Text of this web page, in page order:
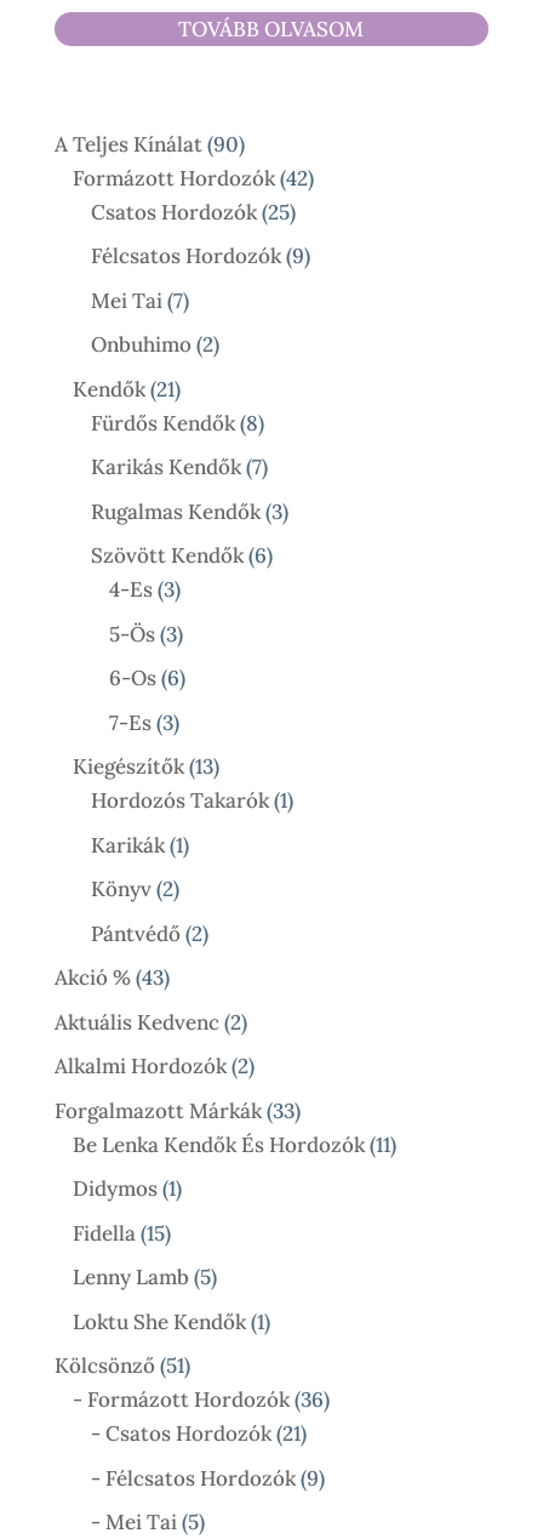
4
590 Ft
TOVÁBB OLVASOM
A Teljes Kínálat 9090
Termék
Formázott Hordozók 4242
Csatos Hordozók 2525
Termék
Félcsatos Hordozók 99
Mei Tai 77
Termék
Onbuhimo 22
Kendők 2121
Termék
Fürdős Kendők 88
Termék
Karikás Kendők 77
Termék
Rugalmas Kendők 33
Szövött Kendők 66
4-Es 33
Termék
5-Ös 33
Termék
6-Os 66
7-Es 33
Termék
Kiegészítők 1313
Termék
Hordozós Takarók 11
Karikák 11
Könyv 22
Termék
Pántvédő 22
Akció % 4343
Termék
Aktuális Kedvenc 22
Termék
Alkalmi Hordozók 22
Termék
Forgalmazott Márkák 3333
Termék
Be Lenka Kendők És Hordozók 1111
Didymos 11
Fidella 1515
Termék
Lenny Lamb 55
Termék
Loktu She Kendők 11
Kölcsönző 5151
Termék
- Formázott Hordozók 3636
- Csatos Hordozók 2121
Termék
- Félcsatos Hordozók 99
- Mei Tai 55